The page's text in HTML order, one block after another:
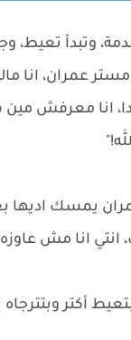
وتبدأ تعيط،
مستر عمران، انا
انا معرفش مين
يمسك اديها
انتي انا مش عاوزه!
أكتر وبتترجاه